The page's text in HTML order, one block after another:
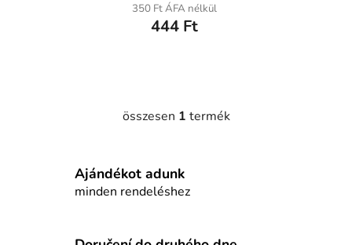
350 Ft ÁFA nélkül
444 Ft
L
t
a
összesen 1 termék
Ajándékot adunk
minden rendeléshez